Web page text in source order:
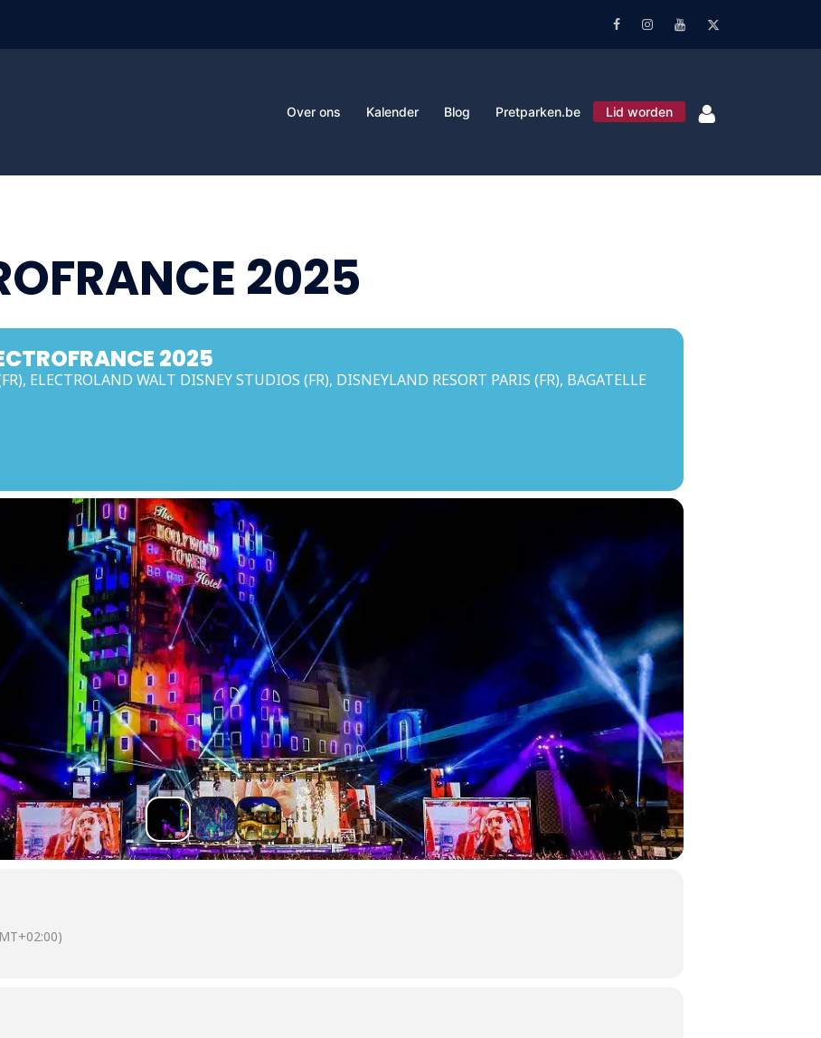
FacebookInstagram
Youtube
Over ons Kalender Blog Pretparken.be Lid worden
2025
2025
ELECTROLAND WALT DISNEY STUDIOS (FR), DISNEYLAND RESORT PARIS (FR), BAGATELLE